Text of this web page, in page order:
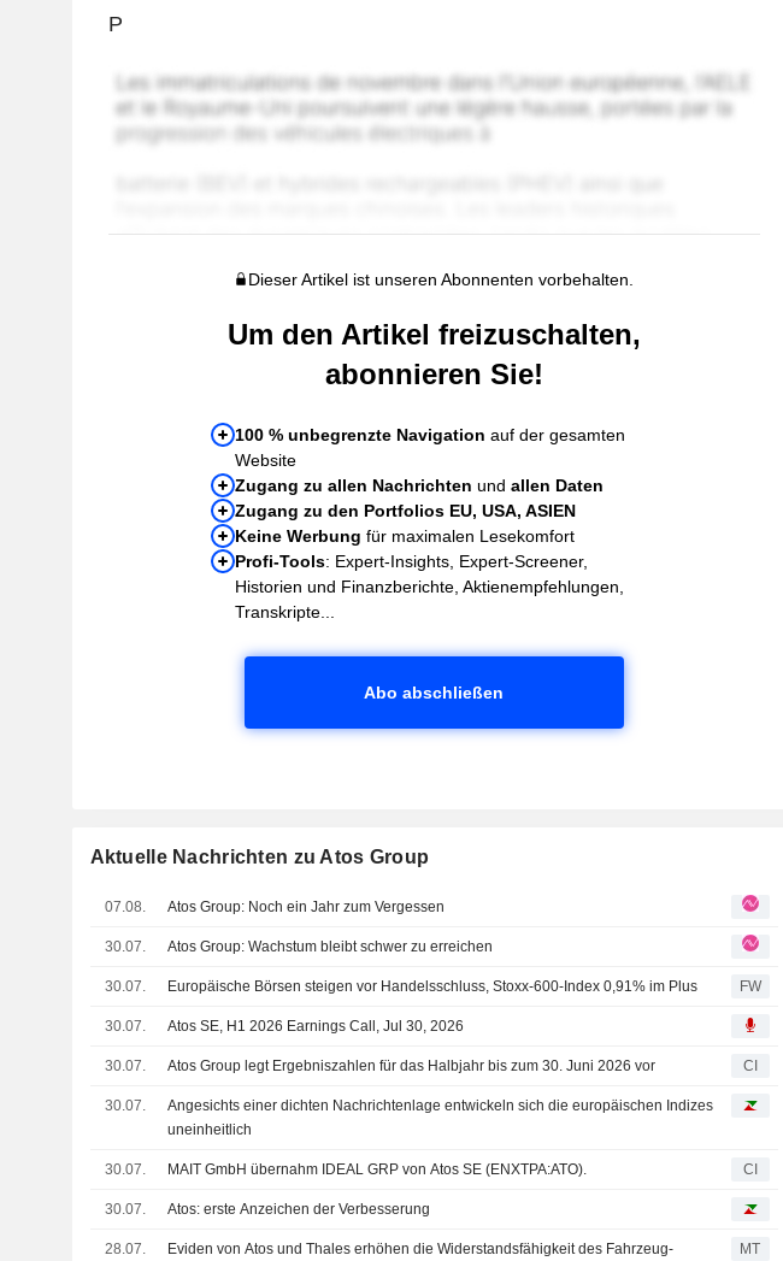
P
Dieser Artikel ist unseren Abonnenten vorbehalten.
Um den Artikel freizuschalten,
abonnieren Sie!
100 % unbegrenzte Navigation auf der gesamten
Website
Zugang zu allen Nachrichten undallen Daten
Zugang zu den Portfolios EU, USA, ASIEN
Keine Werbung für maximalen Lesekomfort
Profi-Tools: Expert-Insights, Expert-Screener,
Historien und Finanzberichte, Aktienempfehlungen,
Transkripte...
Abo abschließen
Aktuelle Nachrichten zu Atos Group
07.08. Atos Group: Noch ein Jahr zum Vergessen
30.07. Atos Group: Wachstum bleibt schwer zu erreichen
30.07. Europäische Börsen steigen vor Handelsschluss, Stoxx-600-Index 0,91% im Plus FW
30.07. Atos SE, H1 2026 Earnings Call, Jul 30, 2026
30.07. Atos Group legt Ergebniszahlen für das Halbjahr bis zum 30. Juni 2026 vor CI
30.07.
Angesichts einer dichten Nachrichtenlage entwickeln sich die europäischen Indizes
uneinheitlich
30.07. MAIT GmbH übernahm IDEAL GRP von Atos SE (ENXTPA:ATO). CI
30.07. Atos: erste Anzeichen der Verbesserung
28.07.
Eviden von Atos und Thales erhöhen die Widerstandsfähigkeit des Fahrzeug-
MT